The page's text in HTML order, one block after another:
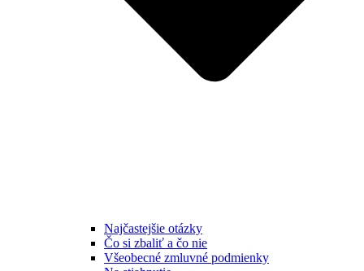
Najčastejšie otázky
Čo si zbaliť a čo nie
Všeobecné zmluvné podmienky